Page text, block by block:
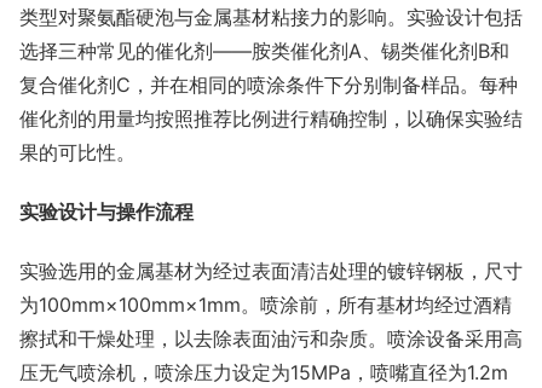
类型对聚氨酯硬泡与金属基材粘接力的影响。实验设计包括
选择三种常见的催化剂——胺类催化剂A、锡类催化剂B和
复合催化剂C，并在相同的喷涂条件下分别制备样品。每种
催化剂的用量均按照推荐比例进行精确控制，以确保实验结
果的可比性。
实验设计与操作流程
实验选用的金属基材为经过表面清洁处理的镀锌钢板，尺寸
为100mm×100mm×1mm。喷涂前，所有基材均经过酒精
擦拭和干燥处理，以去除表面油污和杂质。喷涂设备采用高
压无气喷涂机，喷涂压力设定为15MPa，喷嘴直径为1.2m